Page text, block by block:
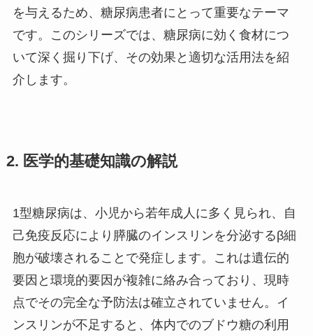
を与えるため、糖尿病患者にとって重要なテーマ
です。このシリーズでは、糖尿病に効く食材につ
いて深く掘り下げ、その効果と適切な活用法を紹
介します。
2. 医学的基礎知識の解説
1型糖尿病は、小児から若年成人に多く見られ、自
己免疫反応により膵臓のインスリンを分泌するβ細
胞が破壊されることで発症します。これは遺伝的
要因と環境的要因が複雑に絡み合っており、現時
点でその完全な予防法は確立されていません。イ
ンスリンが不足すると、体内でのブドウ糖の利用